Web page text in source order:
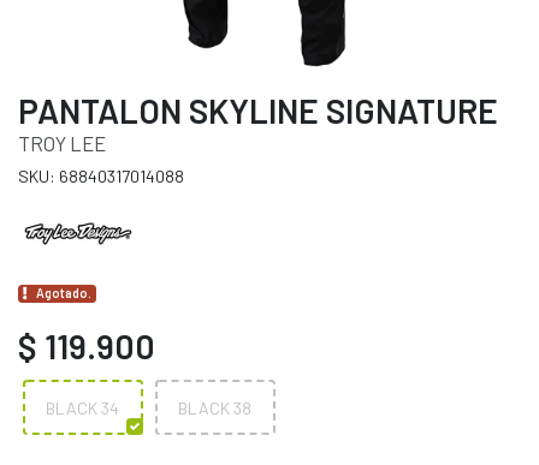
PANTALON SKYLINE SIGNATURE
TROY LEE
SKU: 68840317014088
Agotado.
$ 119.900
BLACK 34 BLACK 38